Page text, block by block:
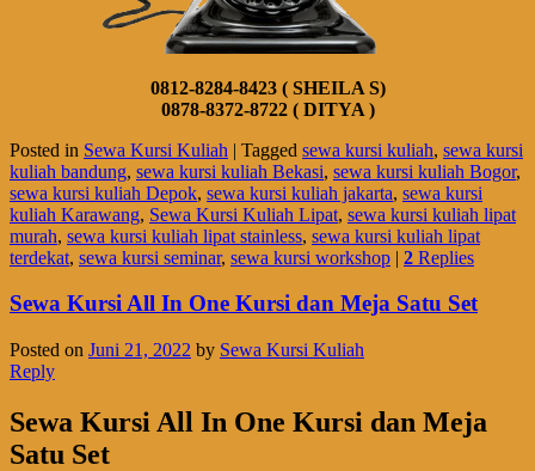
0812-8284-8423 ( SHEILA S)
0878-8372-8722 ( DITYA )
Posted in Sewa Kursi Kuliah | Tagged sewa kursi kuliah, sewa kursi
kuliah bandung, sewa kursi kuliah Bekasi, sewa kursi kuliah Bogor,
sewa kursi kuliah Depok, sewa kursi kuliah jakarta, sewa kursi
kuliah Karawang, Sewa Kursi Kuliah Lipat, sewa kursi kuliah lipat
murah, sewa kursi kuliah lipat stainless, sewa kursi kuliah lipat
terdekat, sewa kursi seminar, sewa kursi workshop | 2 Replies
Sewa Kursi All In One Kursi dan Meja Satu Set
Posted on Juni 21, 2022 by Sewa Kursi Kuliah
Reply
Sewa Kursi All In One Kursi dan Meja
Satu Set